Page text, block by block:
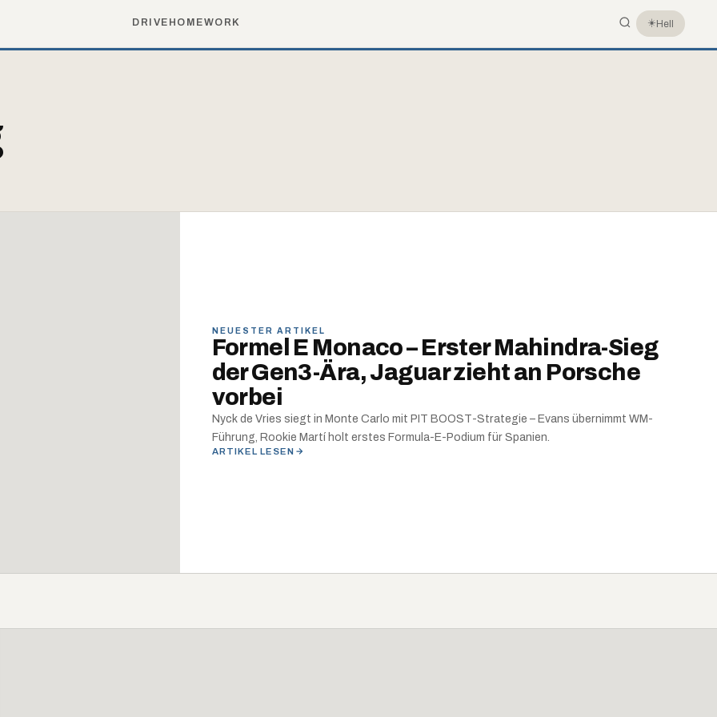
DRIVE HOMEWORK ☀️Hell
NEUESTER ARTIKEL
Formel E Monaco – Erster Mahindra-Sieg
der Gen3-Ära, Jaguar zieht an Porsche
vorbei
Nyck de Vries siegt in Monte Carlo mit PIT BOOST-Strategie – Evans übernimmt WM-
Führung, Rookie Martí holt erstes Formula-E-Podium für Spanien.
ARTIKEL LESEN